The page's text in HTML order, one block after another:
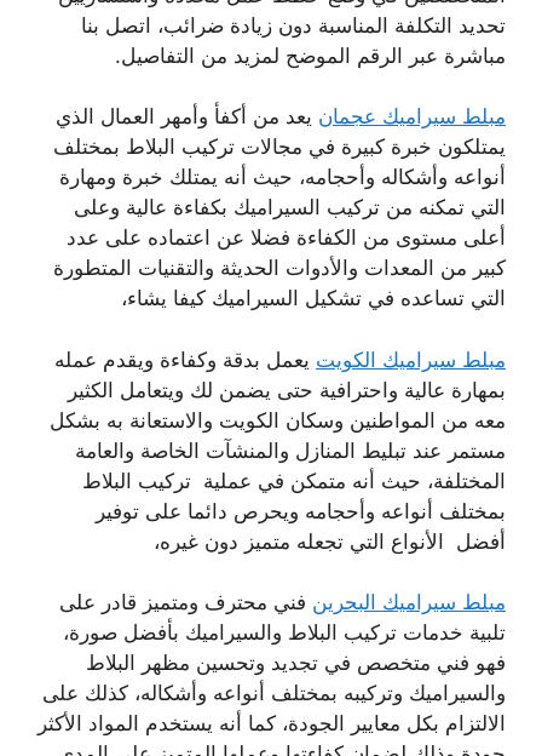
تحديد التكلفة المناسبة دون زيادة ضرائب، اتصل بنا
مباشرة عبر الرقم الموضح لمزيد من التفاصيل.
مبلط سيراميك عجمان يعد من أكفأ وأمهر العمال الذي
يمتلكون خبرة كبيرة في مجالات تركيب البلاط بمختلف
أنواعه وأشكاله وأحجامه، حيث أنه يمتلك خبرة ومهارة
التي تمكنه من تركيب السيراميك بكفاءة عالية وعلى
أعلى مستوى من الكفاءة فضلا عن اعتماده على عدد
كبير من المعدات والأدوات الحديثة والتقنيات المتطورة
التي تساعده في تشكيل السيراميك كيفا يشاء،
مبلط سيراميك الكويت يعمل بدقة وكفاءة ويقدم عمله
بمهارة عالية واحترافية حتى يضمن لك ويتعامل الكثير
معه من المواطنين وسكان الكويت والاستعانة به بشكل
مستمر عند تبليط المنازل والمنشآت الخاصة والعامة
المختلفة، حيث أنه متمكن في عملية تركيب البلاط
بمختلف أنواعه وأحجامه ويحرص دائما على توفير
أفضل الأنواع التي تجعله متميز دون غيره،
مبلط سيراميك البحرين فني محترف ومتميز قادر على
تلبية خدمات تركيب البلاط والسيراميك بأفضل صورة،
فهو فني متخصص في تجديد وتحسين مظهر البلاط
والسيراميك وتركيبه بمختلف أنواعه وأشكاله، كذلك على
الالتزام بكل معايير الجودة، كما أنه يستخدم المواد الأكثر